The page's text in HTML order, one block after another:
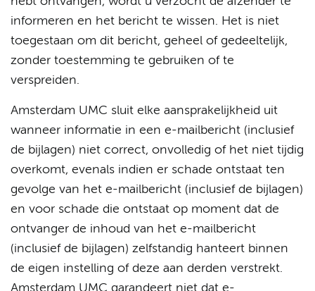
informeren en het bericht te wissen. Het is niet
toegestaan om dit bericht, geheel of gedeeltelijk,
zonder toestemming te gebruiken of te
verspreiden.
Amsterdam UMC sluit elke aansprakelijkheid uit
wanneer informatie in een e-mailbericht (inclusief
de bijlagen) niet correct, onvolledig of het niet tijdig
overkomt, evenals indien er schade ontstaat ten
gevolge van het e-mailbericht (inclusief de bijlagen)
en voor schade die ontstaat op moment dat de
ontvanger de inhoud van het e-mailbericht
(inclusief de bijlagen) zelfstandig hanteert binnen
de eigen instelling of deze aan derden verstrekt.
Amsterdam UMC garandeert niet dat e-